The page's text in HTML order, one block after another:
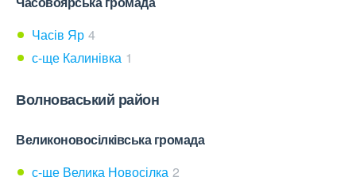
Часів Яр 4
с-ще Калинівка 1
Волноваський район
Великоновосілківська громада
с-ще Велика Новосілка 2